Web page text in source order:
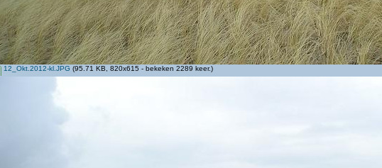
12_Okt.2012-kl.JPG (95.71 KB, 820x615 - bekeken 2289 keer.)